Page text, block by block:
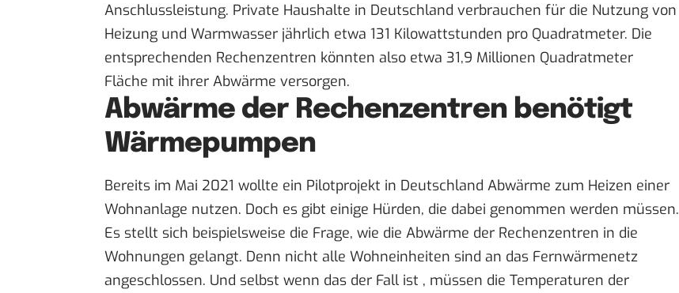
Anschlussleistung. Private Haushalte in Deutschland verbrauchen für die Nutzung von
Heizung und Warmwasser jährlich etwa 131 Kilowattstunden pro Quadratmeter. Die
entsprechenden Rechenzentren könnten also etwa 31,9 Millionen Quadratmeter
Fläche mit ihrer Abwärme versorgen.
Abwärme der Rechenzentren benötigt
Wärmepumpen
Bereits im Mai 2021 wollte ein Pilotprojekt in Deutschland Abwärme zum Heizen einer
Wohnanlage nutzen. Doch es gibt einige Hürden, die dabei genommen werden müssen.
Es stellt sich beispielsweise die Frage, wie die Abwärme der Rechenzentren in die
Wohnungen gelangt. Denn nicht alle Wohneinheiten sind an das Fernwärmenetz
angeschlossen. Und selbst wenn das der Fall ist , müssen die Temperaturen der